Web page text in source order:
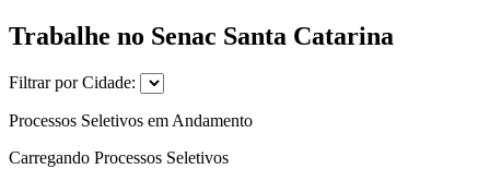
Trabalhe no Senac Santa Catarina
Filtrar por Cidade:
Processos Seletivos em Andamento
Carregando Processos Seletivos